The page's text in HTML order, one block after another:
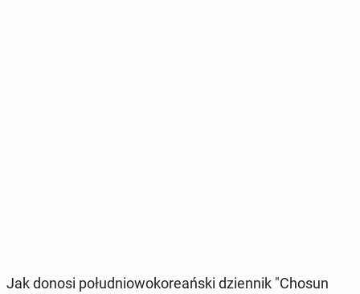
Jak donosi po­łu­dnio­wo­ko­re­ań­ski dzien­nik "Chosun